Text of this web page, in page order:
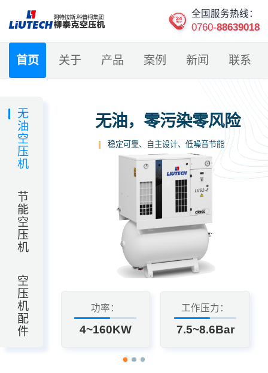
全国服务热线：
0760-88639018
首页 关于 产品 案例 新闻 联系
无
油
空
压
机
节
能
空
压
机
空
压
机
配
件
无油，零污染零风险
稳定可靠、自主设计、低噪音节能
功率：
4~160KW
工作压力：
7.5~8.6Bar